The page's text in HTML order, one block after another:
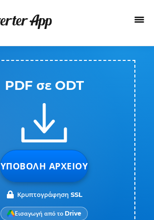
PDF σε ODT
ΥΠΟΒΟΛΉ ΑΡΧΕΊΟΥ
Κρυπτογράφηση SSL
Εισαγωγή από το Drive